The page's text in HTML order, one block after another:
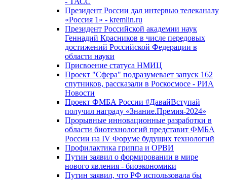
Президент России дал интервью телеканалу
«Россия 1» - kremlin.ru
Президент Российской академии наук
Геннадий Красников в числе передовых
достижений Российской Федерации в
области науки
Присвоение статуса НМИЦ
Проект "Сфера" подразумевает запуск 162
спутников, рассказали в Роскосмосе - РИА
Новости
Проект ФМБА России #ДавайВступай
получил награду «Знание.Премия-2024»
Прорывные инновационные разработки в
области биотехнологий представит ФМБА
России на IV Форуме будущих технологий
Профилактика гриппа и ОРВИ
Путин заявил о формировании в мире
нового явления - биоэкономики
Путин заявил, что РФ использовала бы